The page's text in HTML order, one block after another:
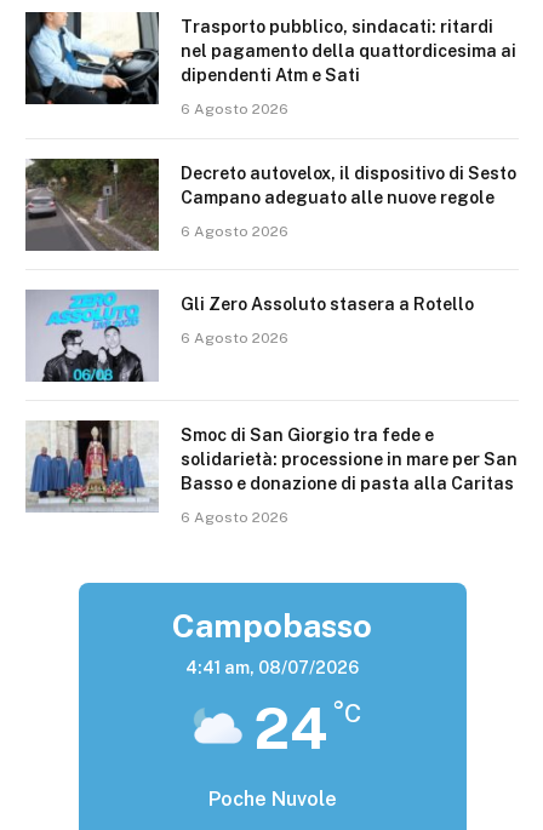
Trasporto pubblico, sindacati: ritardi
nel pagamento della quattordicesima ai
dipendenti Atm e Sati
6 Agosto 2026
Decreto autovelox, il dispositivo di Sesto
Campano adeguato alle nuove regole
6 Agosto 2026
Gli Zero Assoluto stasera a Rotello
6 Agosto 2026
Smoc di San Giorgio tra fede e
solidarietà: processione in mare per San
Basso e donazione di pasta alla Caritas
6 Agosto 2026
Campobasso
4:41 am, 08/07/2026
24 °C
Poche Nuvole